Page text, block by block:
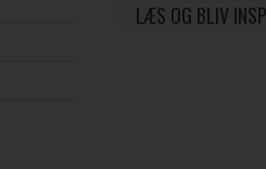
LÆS OG BLIV